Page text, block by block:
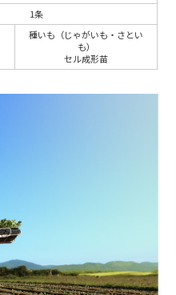
1条
種いも（じゃがいも・さとい
も）
セル成形苗